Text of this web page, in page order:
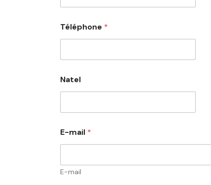
Téléphone *
Natel
E-mail *
E-mail